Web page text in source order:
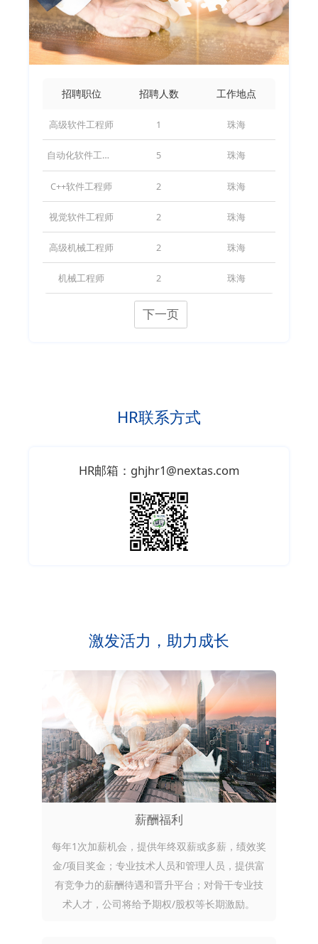
招聘职位 招聘人数 工作地点
高级软件工程师 1 珠海
自动化软件工程师 5 珠海
C++软件工程师 2 珠海
视觉软件工程师 2 珠海
高级机械工程师 2 珠海
机械工程师 2 珠海
下一页
HR联系方式
HR邮箱：ghjhr1@nextas.com
激发活力，助力成长
薪酬福利
每年1次加薪机会，提供年终双薪或多薪，绩效奖
金/项目奖金；专业技术人员和管理人员，提供富
有竞争力的薪酬待遇和晋升平台；对骨干专业技
术人才，公司将给予期权/股权等长期激励。